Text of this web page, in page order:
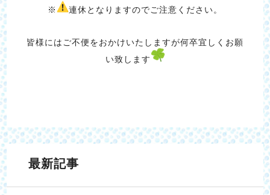
※ 連休となりますのでご注意ください。
皆様にはご不便をおかけいたしますが何卒宜しくお願
い致します
最新記事